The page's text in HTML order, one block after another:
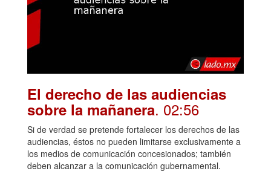
El derecho de las audiencias
sobre la mañanera. 02:56
Si de verdad se pretende fortalecer los derechos de las
audiencias, éstos no pueden limitarse exclusivamente a
los medios de comunicación concesionados; también
deben alcanzar a la comunicación gubernamental.